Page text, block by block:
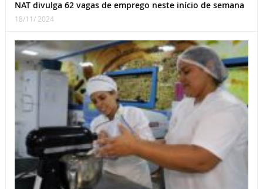
NAT divulga 62 vagas de emprego neste início de semana
18/11/ 2024